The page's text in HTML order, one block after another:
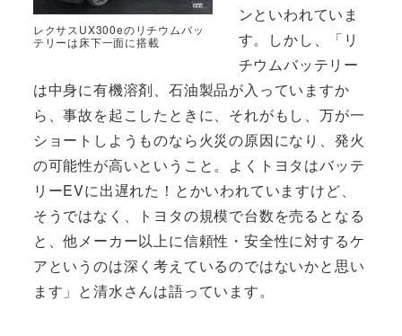
レクサスUX300eのリチウムバッ
テリーは床下一面に搭載
ンといわれていま
す。しかし、「リ
チウムバッテリー
は中身に有機溶剤、石油製品が入っていますか
ら、事故を起こしたときに、それがもし、万が一
ショートしようものなら火災の原因になり、発火
の可能性が高いということ。よくトヨタはバッテ
リーEVに出遅れた！とかいわれていますけど、
そうではなく、トヨタの規模で台数を売るとなる
と、他メーカー以上に信頼性・安全性に対するケ
アというのは深く考えているのではないかと思い
ます」と清水さんは語っています。